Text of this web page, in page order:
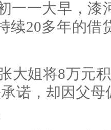
一一大早，漆
续20多年的借
大姐将8万元
诺，却因父